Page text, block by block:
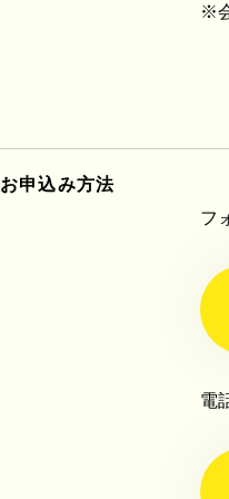
※
お申込み方法
フ
電